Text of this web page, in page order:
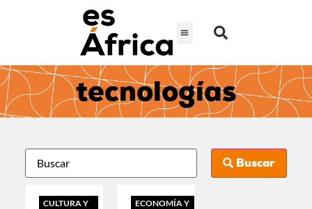
tecnologías
Buscar
CULTURA Y
ECONOMÍA Y